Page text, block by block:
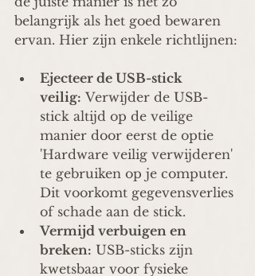
belangrijk als het goed bewaren
ervan. Hier zijn enkele richtlijnen:
Ejecteer de USB-stick
veilig: Verwijder de USB-
stick altijd op de veilige
manier door eerst de optie
'Hardware veilig verwijderen'
te gebruiken op je computer.
Dit voorkomt gegevensverlies
of schade aan de stick.
Vermijd verbuigen en
breken: USB-sticks zijn
kwetsbaar voor fysieke